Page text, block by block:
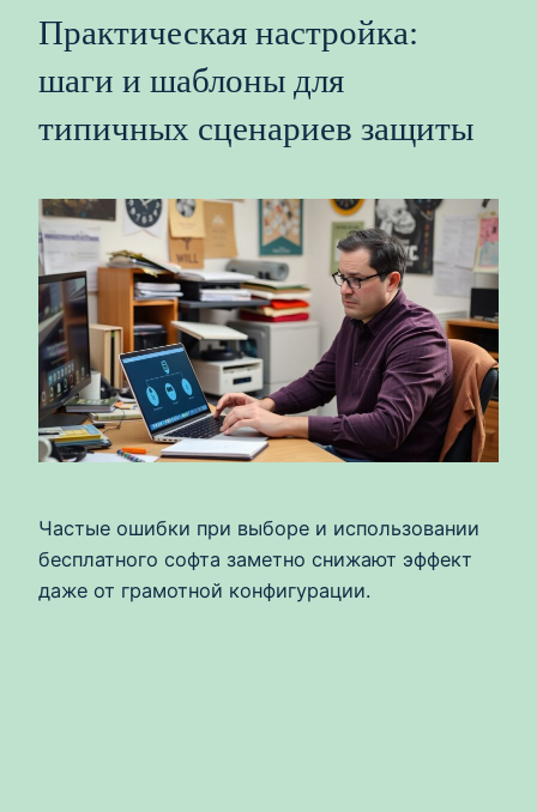
Практическая настройка:
шаги и шаблоны для
типичных сценариев защиты
Частые ошибки при выборе и использовании
бесплатного софта заметно снижают эффект
даже от грамотной конфигурации.